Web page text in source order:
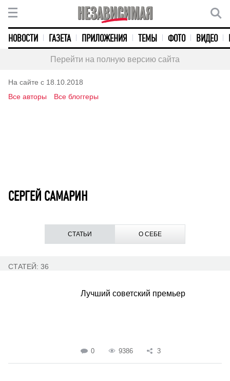
НОВОСТИ ГАЗЕТА ПРИЛОЖЕНИЯ ТЕМЫ ФОТО ВИДЕО
Перейти на полную версию сайта
На сайте с 18.10.2018
Все авторы
Все блоггеры
СЕРГЕЙ САМАРИН
СТАТЬИ О СЕБЕ
СТАТЕЙ: 36
Лучший советский премьер
0 9386 3